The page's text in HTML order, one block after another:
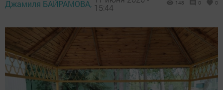
Джамиля БАЙРАМОВА, 15:44
148 0 0